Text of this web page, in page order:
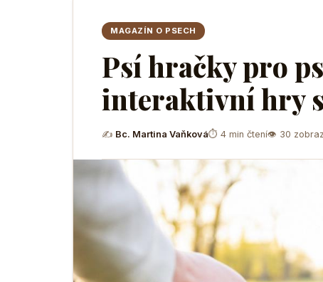
MAGAZÍN O PSECH
Psí hračky pro
interaktivní hry
✍ Bc. Martina Vaňková⏱ 4 min čtení👁 30